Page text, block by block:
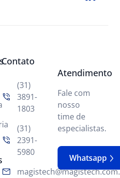
Contato
(31)
3891-
1803
(31)
2391-
5980
Atendimento
Fale com
nosso
time de
especialistas.
Whatsapp